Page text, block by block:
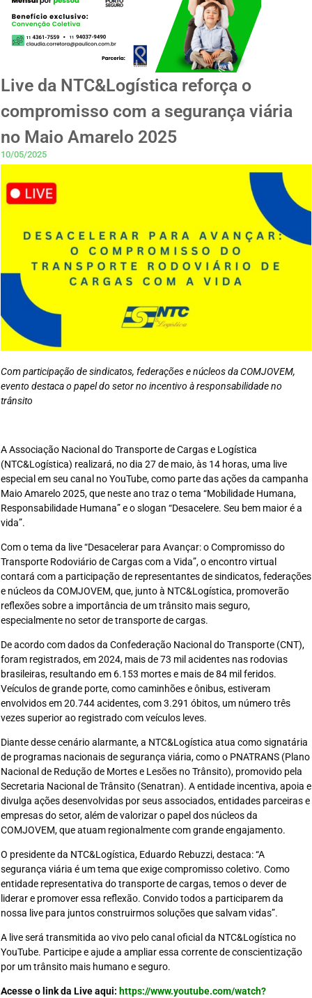
Live da NTC&Logística reforça o
compromisso com a segurança viária
no Maio Amarelo 2025
10/05/2025
Com participação de sindicatos, federações e núcleos da COMJOVEM,
evento destaca o papel do setor no incentivo à responsabilidade no
trânsito
A Associação Nacional do Transporte de Cargas e Logística
(NTC&Logística) realizará, no dia 27 de maio, às 14 horas, uma live
especial em seu canal no YouTube, como parte das ações da campanha
Maio Amarelo 2025, que neste ano traz o tema “Mobilidade Humana,
Responsabilidade Humana” e o slogan “Desacelere. Seu bem maior é a
vida”.
Com o tema da live “Desacelerar para Avançar: o Compromisso do
Transporte Rodoviário de Cargas com a Vida”, o encontro virtual
contará com a participação de representantes de sindicatos, federações
e núcleos da COMJOVEM, que, junto à NTC&Logística, promoverão
reflexões sobre a importância de um trânsito mais seguro,
especialmente no setor de transporte de cargas.
De acordo com dados da Confederação Nacional do Transporte (CNT),
foram registrados, em 2024, mais de 73 mil acidentes nas rodovias
brasileiras, resultando em 6.153 mortes e mais de 84 mil feridos.
Veículos de grande porte, como caminhões e ônibus, estiveram
envolvidos em 20.744 acidentes, com 3.291 óbitos, um número três
vezes superior ao registrado com veículos leves.
Diante desse cenário alarmante, a NTC&Logística atua como signatária
de programas nacionais de segurança viária, como o PNATRANS (Plano
Nacional de Redução de Mortes e Lesões no Trânsito), promovido pela
Secretaria Nacional de Trânsito (Senatran). A entidade incentiva, apoia e
divulga ações desenvolvidas por seus associados, entidades parceiras e
empresas do setor, além de valorizar o papel dos núcleos da
COMJOVEM, que atuam regionalmente com grande engajamento.
O presidente da NTC&Logística, Eduardo Rebuzzi, destaca: “A
segurança viária é um tema que exige compromisso coletivo. Como
entidade representativa do transporte de cargas, temos o dever de
liderar e promover essa reflexão. Convido todos a participarem da
nossa live para juntos construirmos soluções que salvam vidas”.
A live será transmitida ao vivo pelo canal oficial da NTC&Logística no
YouTube. Participe e ajude a ampliar essa corrente de conscientização
por um trânsito mais humano e seguro.
Acesse o link da Live aqui: https://www.youtube.com/watch?